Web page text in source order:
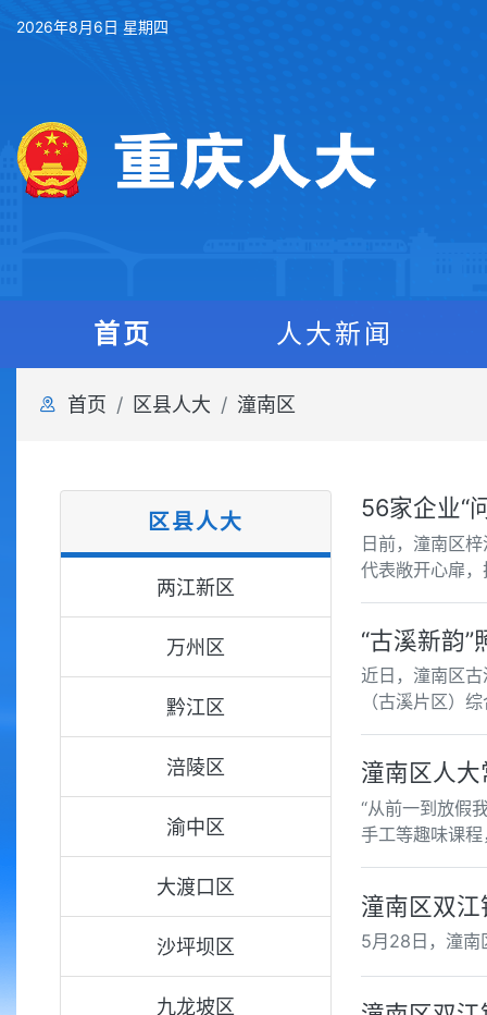
2026年8月6日 星期四
首页 人大新闻
首页 区县人大 潼南区
区县人大
两江新区
万州区
黔江区
涪陵区
渝中区
大渡口区
沙坪坝区
九龙坡区
56家企业“
日前，潼南区
代表敞开心扉
“古溪新韵”
近日，潼南区
（古溪片区）
潼南区人
“从前一到放假
手工等趣味课
潼南区双
5月28日，潼南